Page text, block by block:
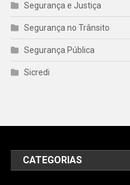
Segurança e Justiça
Segurança no Trânsito
Segurança Pública
Sicredi
CATEGORIAS